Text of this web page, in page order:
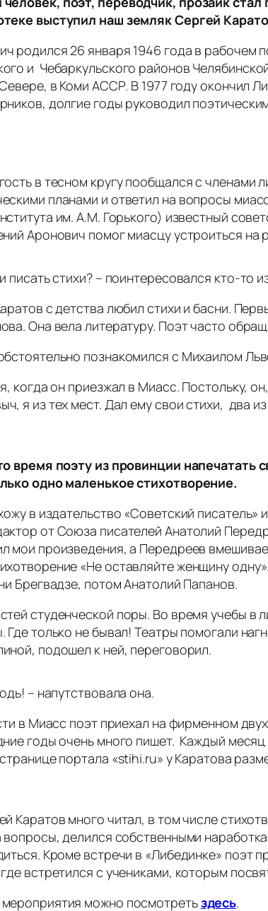
выступил наш земляк Сергей
родился 26 января 1946 года в рабочем
и Чебаркульского районов
в Коми АССР. В 1977 году окончил
долгие годы руководил
в тесном кругу пообщался с членами
планами и ответил на вопросы
им. А.М. Горького) известный
Аронович помог миасцу устроиться на
писать стихи? – поинтересовался кто-то
с детства любил стихи и басни.
Она вела литературу. Поэт часто
познакомился с Михаилом
когда он приезжал в Миасс. Постольку,
я из тех мест. Дал ему свои стихи, два
время поэту из провинции
одно маленькое стихотворение.
в издательство «Советский
от Союза писателей Анатолий
мои произведения, а Передреев
«Не оставляйте женщину
Брегвадзе, потом Анатолий Папанов.
студенческой поры. Во время учебы в
Где только не бывал! Театры помогали
подошел к ней, переговорил.
– напутствовала она.
в Миасс поэт приехал на фирменном
годы очень много пишет. Каждый
портала «stihi.ru» у Каратова
Каратов много читал, в том числе
вопросы, делился собственными
Кроме встречи в «Либединке» поэт
встретился с учениками, которым
можно посмотретьздесь.